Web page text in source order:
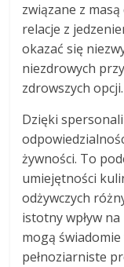
związane z
relacje z
okazać się
niezdrowych
zdrowszych opcji.
Dzięki
żywności. To
umiejętności
odżywczych
istotny wpływ na
mogą świadomie
pełnoziarniste